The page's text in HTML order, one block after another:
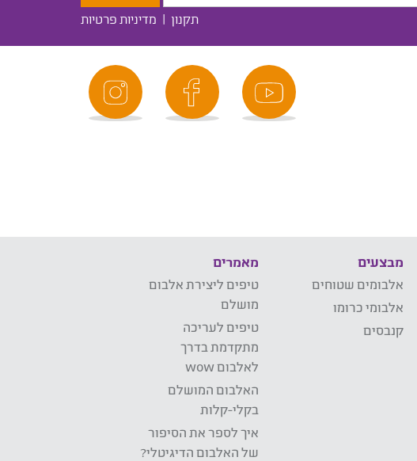
תקנון | מדיניות פרטיות
מבצעים
אלבומים שטוחים
אלבומי כרומו
קנבסים
מאמרים
טיפים ליצירת אלבום
מושלם
טיפים לעריכה
מתקדמת בדרך
לאלבום wow
האלבום המושלם
בקלי-קלות
איך לספר את הסיפור
של האלבום הדיגיטלי?